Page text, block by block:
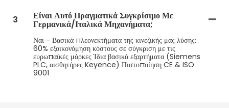
3 Είναι Αυτό Πραγματικά Συγκρίσιμο Με
Γερμανικά/ιταλικά Μηχανήματα;
Ναι - Βασικά πλεονεκτήματα της κινεζικής μας λύσης:
60% εξοικονόμηση κόστους σε σύγκριση με τις
ευρωπαϊκές μάρκες Ίδια βασικά εξαρτήματα (Siemens
PLC, αισθητήρες Keyence) Πιστοποίηση CE & ISO
9001